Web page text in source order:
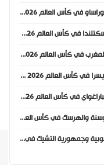
موعد مباراة ألمانيا وكوراساو في كأس العالم 2026 والقنوات الناقلة
موعد مباراة هايتي واسكتلندا في كأس العالم 2026 والقنوات الناقلة
موعد مباراة البرازيل والمغرب في كأس العالم 2026 والقنوات الناقلة
موعد مباراة قطر وسويسرا في كأس العالم 2026 والقنوات الناقلة
موعد مباراة أمريكا والباراغواي في كأس العالم 2026 والقنوات الناقلة
موعد مباراة كندا والبوسنة والهرسك في كأس العالم 2026 والقنوات الناقلة
موعد مباراة كوريا الجنوبية وجمهورية التشيك في كأس العالم 2026 والقنوات الناقلة